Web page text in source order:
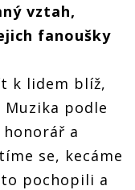
vztah,
fanoušky
k lidem blíž,
Muzika podle
a
se, kecáme
pochopili a